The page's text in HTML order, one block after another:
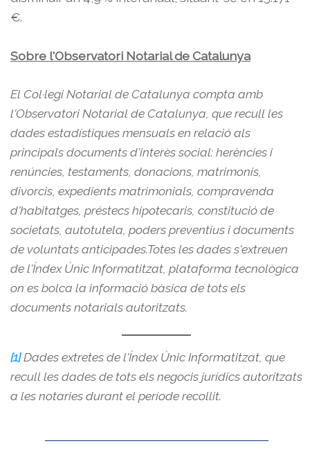
€.
Sobre l'Observatori Notarial de Catalunya
El Col·legi Notarial de Catalunya compta amb
l'Observatori Notarial de Catalunya, que recull les
dades estadístiques mensuals en relació als
principals documents d'interès social: herències i
renúncies, testaments, donacions, matrimonis,
divorcis, expedients matrimonials, compravenda
d'habitatges, préstecs hipotecaris, constitució de
societats, autotutela, poders preventius i documents
de voluntats anticipades.Totes les dades s'extreuen
de l'Índex Únic Informatitzat, plataforma tecnològica
on es bolca la informació bàsica de tots els
documents notarials autoritzats.
[1]Dades extretes de l'Índex Únic Informatitzat, que
recull les dades de tots els negocis jurídics autoritzats
a les notaries durant el període recollit.